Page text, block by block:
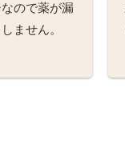
ので薬が漏
ません。